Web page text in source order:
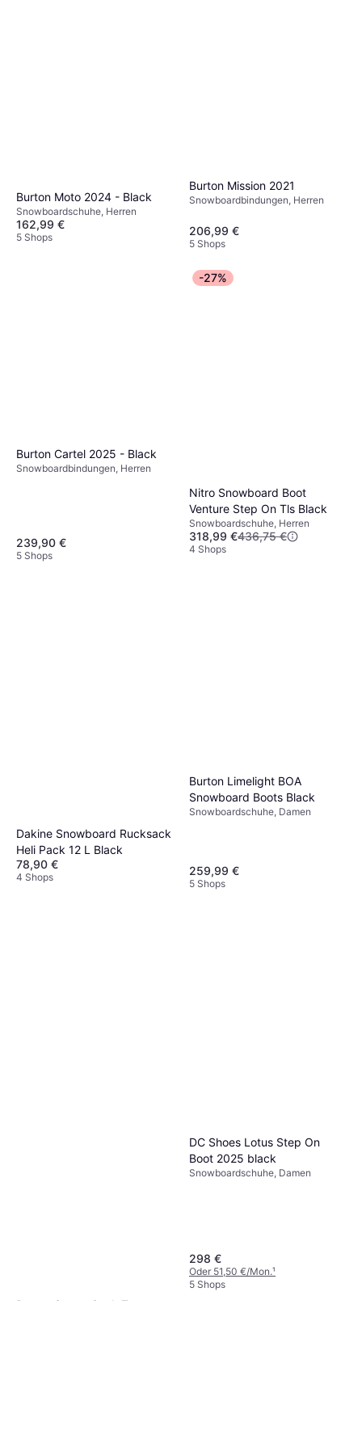
Burton Moto 2024 - Black
Snowboardschuhe, Herren
162,99 €
5 Shops
Burton Mission 2021
Snowboardbindungen, Herren
206,99 €
5 Shops
Burton Cartel 2025 - Black
Snowboardbindungen, Herren
239,90 €
5 Shops
-27%
Nitro Snowboard Boot
Venture Step On Tls Black
Snowboardschuhe, Herren
318,99 €436,75 €
4 Shops
Dakine Snowboard Rucksack
Heli Pack 12 L Black
78,90 €
4 Shops
Burton Limelight BOA
Snowboard Boots Black
Snowboardschuhe, Damen
259,99 €
5 Shops
Burton Space Sack True
DC Shoes Lotus Step On
Boot 2025 black
Snowboardschuhe, Damen
298 €
Oder 51,50 €/Mon.¹
5 Shops